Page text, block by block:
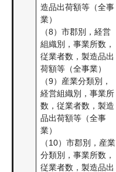
造品出荷額等（全事
業）
（8）市郡別，経営
組織別，事業所数，
従業者数，製造品出
荷額等（全事業）
（9）産業分類別，
経営組織別，事業所
数，従業者数，製造
品出荷額等（全事
業）
（10）市郡別，産業
分類別，事業所数，
従業者数，製造品出